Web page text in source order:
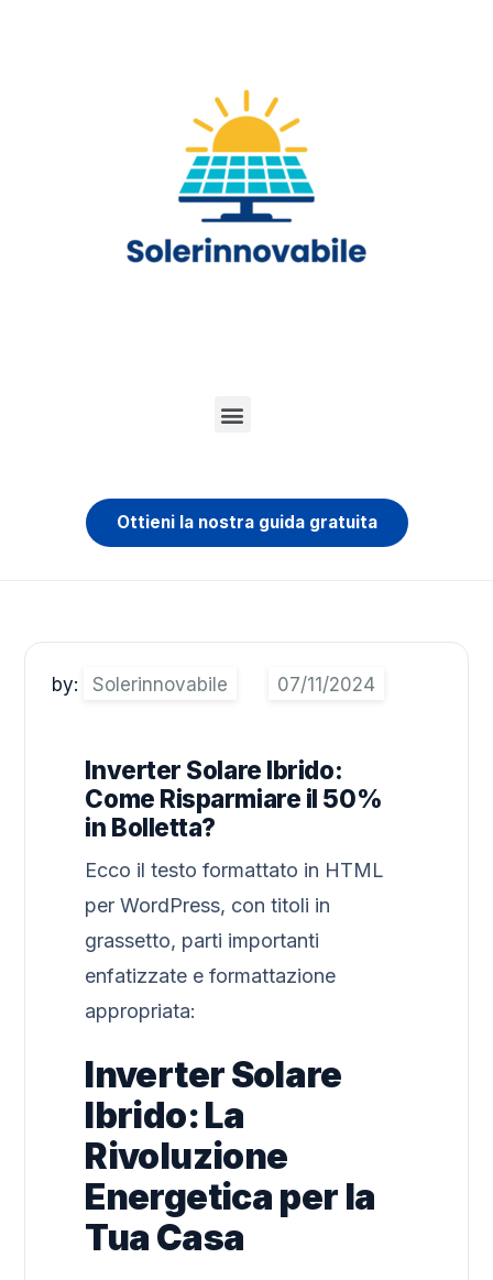
Ottieni la nostra guida gratuita
by: Solerinnovabile
Inverter Solare Ibrido:
Come Risparmiare il 50%
in Bolletta?
Ecco il testo formattato in HTML
per WordPress, con titoli in
grassetto, parti importanti
enfatizzate e formattazione
appropriata:
Inverter Solare
Ibrido: La
Rivoluzione
Energetica per la
Tua Casa